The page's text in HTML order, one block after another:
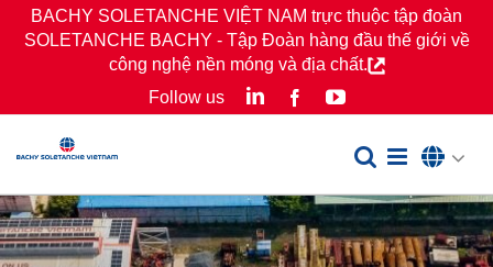
SkipBACHY SOLETANCHE VIỆT NAM trực thuộc tập đoàn
SOLETANCHE BACHY - Tập Đoàn hàng đầu thế giới về
công nghệ nền móng và địa chất.
Follow us
LinkedInFacebookYouTube